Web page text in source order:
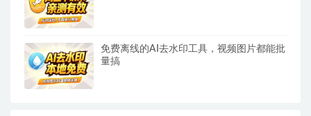
免费离线的AI去水印工具，视频图片都能批
量搞